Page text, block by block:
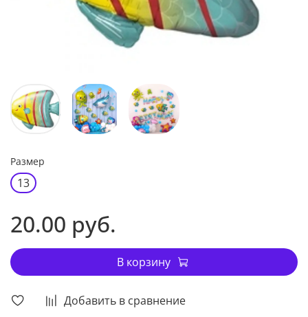
Добавить в сравнение
Размер
13
20.00 руб.
В корзину